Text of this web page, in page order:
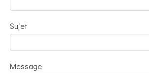
Sujet
Message